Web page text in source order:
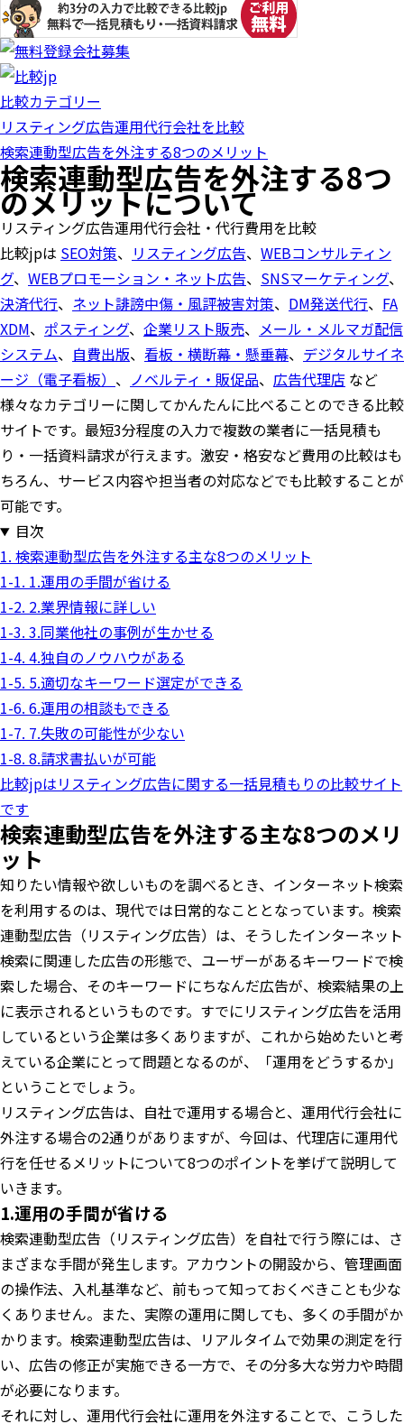
比較カテゴリー
リスティング広告運用代行会社を比較
検索連動型広告を外注する8つのメリット
検索連動型広告を外注する8つ
のメリットについて
リスティング広告運用代行会社・代行費用を比較
比較jpは SEO対策、 リスティング広告、 WEBコンサルティン
グ、 WEBプロモーション・ネット広告、 SNSマーケティング、
決済代行、 ネット誹謗中傷・風評被害対策、 DM発送代行、 FA
XDM、 ポスティング、 企業リスト販売、 メール・メルマガ配信
システム、 自費出版、 看板・横断幕・懸垂幕、 デジタルサイネ
ージ（電子看板） 、 ノベルティ・販促品、 広告代理店 など
様々なカテゴリーに関してかんたんに比べることのできる比較
サイトです。最短3分程度の入力で複数の業者に一括見積も
り・一括資料請求が行えます。激安・格安など費用の比較はも
ちろん、サービス内容や担当者の対応などでも比較することが
可能です。
目次
1. 検索連動型広告を外注する主な8つのメリット
1-1. 1.運用の手間が省ける
1-2. 2.業界情報に詳しい
1-3. 3.同業他社の事例が生かせる
1-4. 4.独自のノウハウがある
1-5. 5.適切なキーワード選定ができる
1-6. 6.運用の相談もできる
1-7. 7.失敗の可能性が少ない
1-8. 8.請求書払いが可能
比較jpはリスティング広告に関する一括見積もりの比較サイト
です
検索連動型広告を外注する主な8つのメリ
ット
知りたい情報や欲しいものを調べるとき、インターネット検索
を利用するのは、現代では日常的なこととなっています。検索
連動型広告（リスティング広告）は、そうしたインターネット
検索に関連した広告の形態で、ユーザーがあるキーワードで検
索した場合、そのキーワードにちなんだ広告が、検索結果の上
に表示されるというものです。すでにリスティング広告を活用
しているという企業は多くありますが、これから始めたいと考
えている企業にとって問題となるのが、「運用をどうするか」
ということでしょう。
リスティング広告は、自社で運用する場合と、運用代行会社に
外注する場合の2通りがありますが、今回は、代理店に運用代
行を任せるメリットについて8つのポイントを挙げて説明して
いきます。
1.運用の手間が省ける
検索連動型広告（リスティング広告）を自社で行う際には、さ
まざまな手間が発生します。アカウントの開設から、管理画面
の操作法、入札基準など、前もって知っておくべきことも少な
くありません。また、実際の運用に関しても、多くの手間がか
かります。検索連動型広告は、リアルタイムで効果の測定を行
い、広告の修正が実施できる一方で、その分多大な労力や時間
が必要になります。
それに対し、運用代行会社に運用を外注することで、こうした